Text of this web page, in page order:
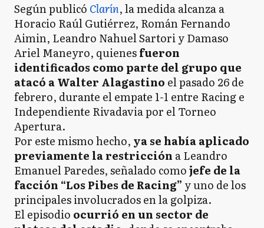
Según publicó Clarín, la medida alcanza a
Horacio Raúl Gutiérrez, Román Fernando
Aimin, Leandro Nahuel Sartori y Damaso
Ariel Maneyro, quienesfueron
identificados como parte del grupo que
atacó a Walter Alagastino el pasado 26 de
febrero, durante el empate 1-1 entre Racing e
Independiente Rivadavia por el Torneo
Apertura.
Por este mismo hecho, ya se había aplicado
previamente la restricción a Leandro
Emanuel Paredes, señalado comojefe de la
facción “Los Pibes de Racing” y uno de los
principales involucrados en la golpiza.
El episodio ocurrió en un sector de